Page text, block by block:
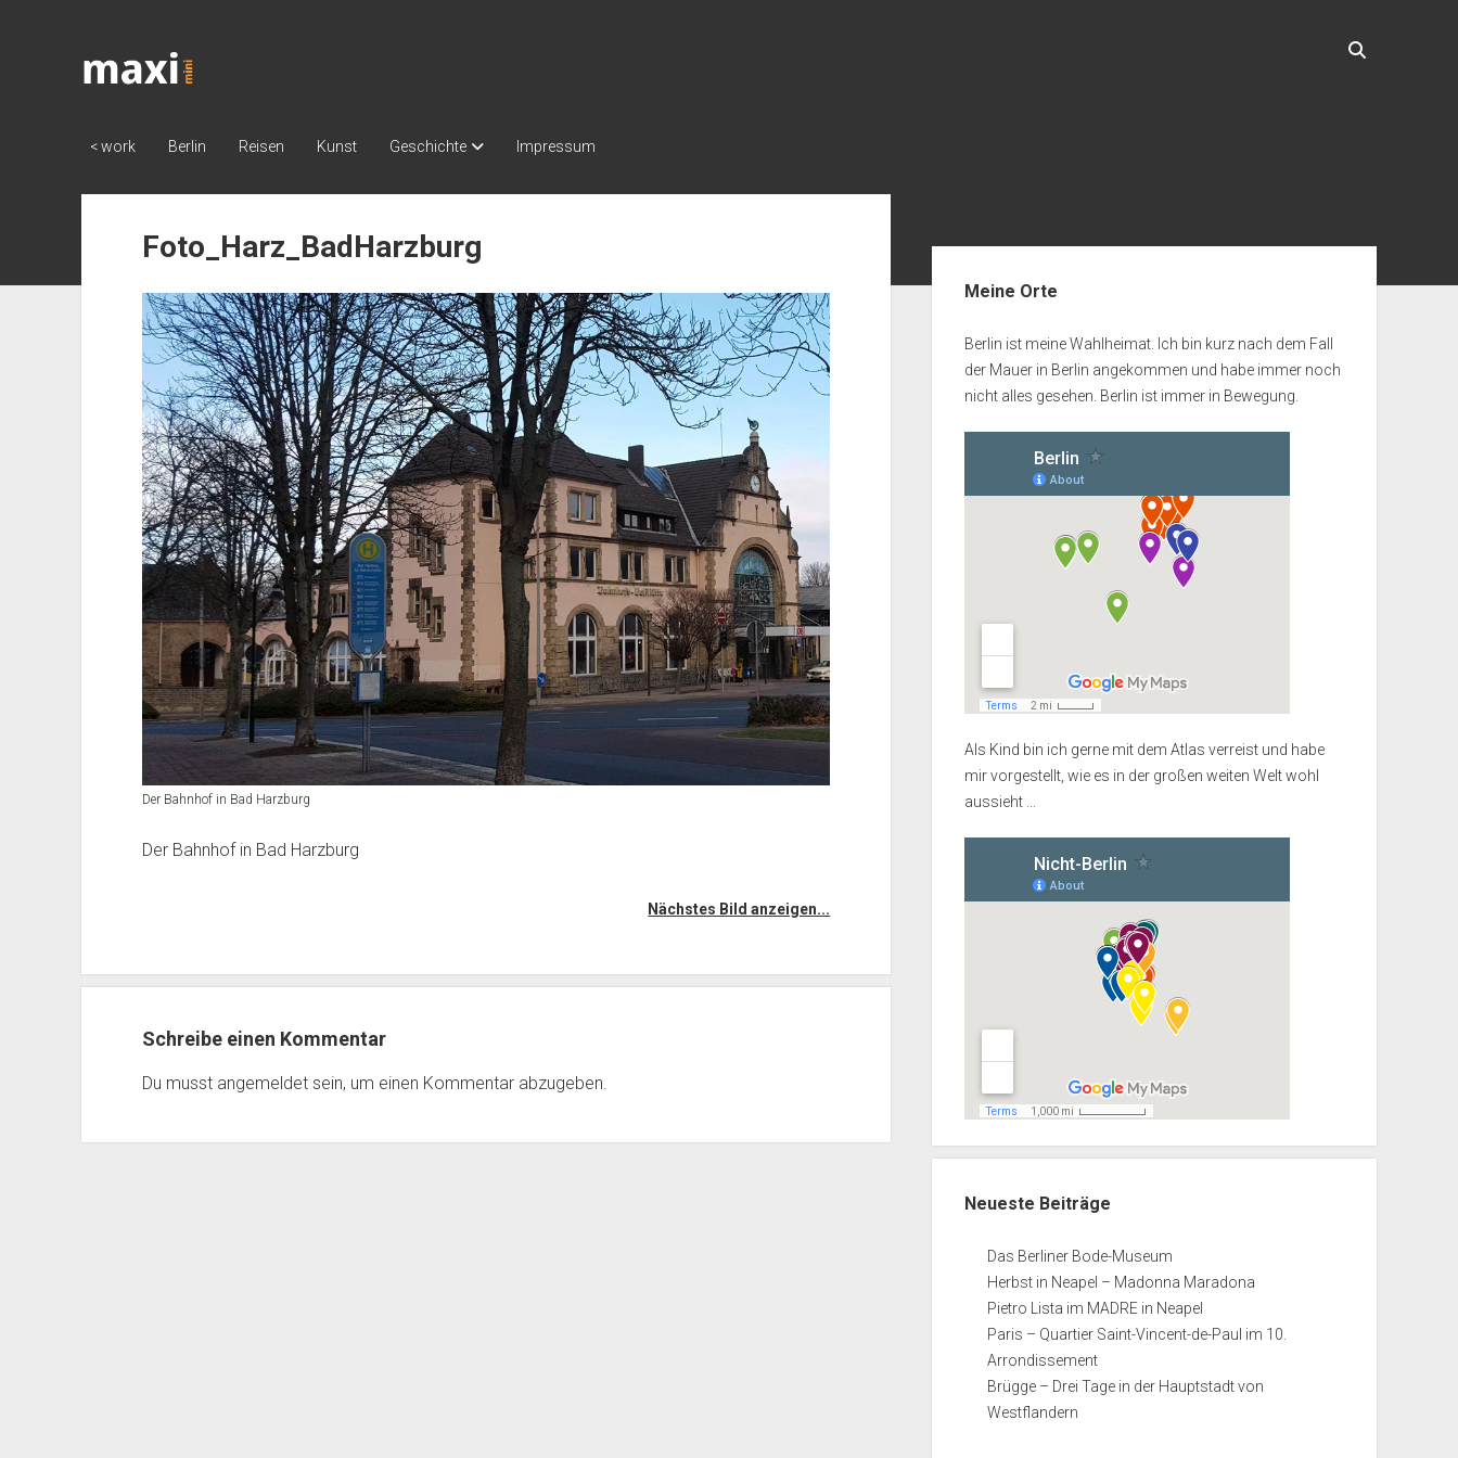
Maximini
< work Berlin Reisen Kunst Geschichte Impressum
Foto_Harz_BadHarzburg
Der Bahnhof in Bad Harzburg
Der Bahnhof in Bad Harzburg
Nächstes Bild anzeigen...
Schreibe einen Kommentar
Du musst angemeldetsein, um einen Kommentar abzugeben.
Meine Orte
Berlin ist meine Wahlheimat. Ich bin kurz nach dem Fall
der Mauer in Berlin angekommen und habe immer noch
nicht alles gesehen. Berlin ist immer in Bewegung.
Als Kind bin ich gerne mit dem Atlas verreist und habe
mir vorgestellt, wie es in der großen weiten Welt wohl
aussieht ...
Neueste Beiträge
Das Berliner Bode-Museum
Herbst in Neapel – Madonna Maradona
Pietro Lista im MADRE in Neapel
Paris – Quartier Saint-Vincent-de-Paul im 10.
Arrondissement
Brügge – Drei Tage in der Hauptstadt von
Westflandern